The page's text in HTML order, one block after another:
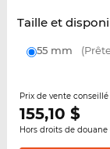
Taille et
55 mm
Prix de vente conseillé
155,10 $
Hors droits de douane